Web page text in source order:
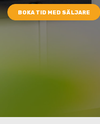
BOKA TID MED SÄLJARE